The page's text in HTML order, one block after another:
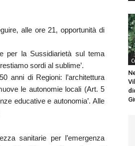
alle ore 21, opportunità di
per la Sussidiarietà sul tema
sordi al sublime’.
anni di Regioni: l’architettura
le autonomie locali (Art. 5
educative e autonomia’. Alle
sanitarie per l’emergenza